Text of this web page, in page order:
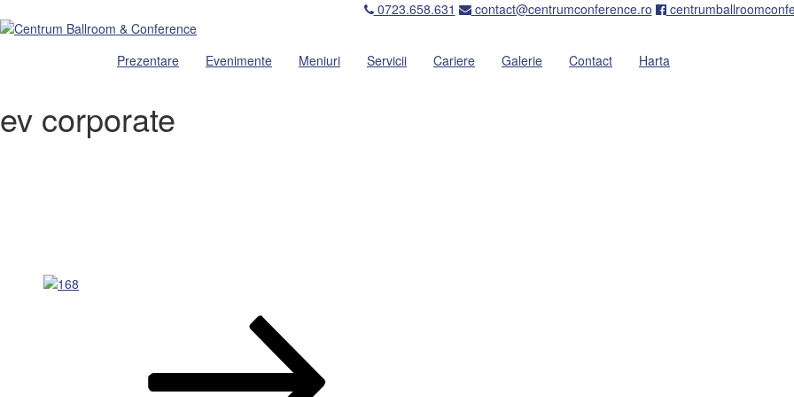
0723.658.631 contact@centrumconference.ro
Prezentare Evenimente Meniuri Servicii Cariere Galerie Contact Harta
ev corporate